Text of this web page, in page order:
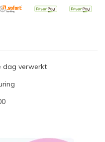
dag verwerkt